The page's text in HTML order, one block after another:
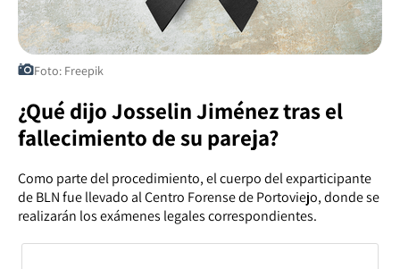
Foto: Freepik
¿Qué dijo Josselin Jiménez tras el
fallecimiento de su pareja?
Como parte del procedimiento, el cuerpo del exparticipante
de BLN fue llevado al Centro Forense de Portoviejo, donde se
realizarán los exámenes legales correspondientes.